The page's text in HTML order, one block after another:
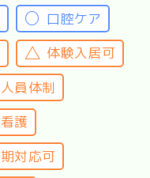
口腔ケア
体験入居可
員体制
護
対応可